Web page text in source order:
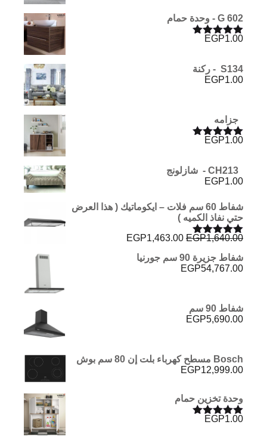
G 602 - وحدة حمام
تم التقييم
EGP1.00
S134 - ركنة
EGP1.00
جزامه
تم التقييم
EGP1.00
EGP1.00
شفاط 60 سم فلات – ايكوماتيك ( هذا العرض
حتي نفاذ الكميه )
تم التقييم
5.00
من 5
EGP1,640.00
السعر
هو:
EGP1,640.00.
EGP1,463.00
شفاط جزيرة 90 سم جورنيا
EGP54,767.00
شفاط 90 سم
EGP5,690.00
Bosch مسطح كهرباء بلت إن 80 سم بوش
EGP12,999.00
وحدة تخزين حمام
تم التقييم
EGP1.00